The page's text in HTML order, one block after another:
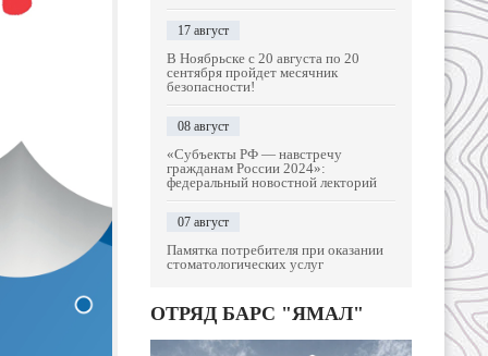
17 август
В Ноябрьске с 20 августа по 20
сентября пройдет месячник
безопасности!
08 август
«Субъекты РФ — навстречу
гражданам России 2024»:
федеральный новостной лекторий
07 август
Памятка потребителя при оказании
стоматологических услуг
ОТРЯД БАРС "ЯМАЛ"